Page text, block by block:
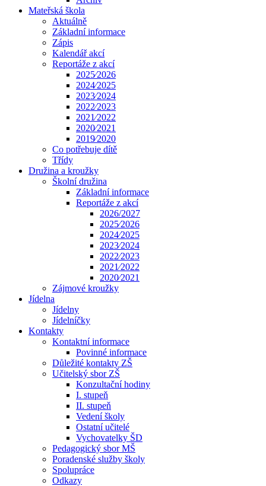
Mateřská škola
Aktuálně
Základní informace
Zápis
Kalendář akcí
Reportáže z akcí
2025⁄2026
2024⁄2025
2023⁄2024
2022⁄2023
2021⁄2022
2020⁄2021
2019⁄2020
Co potřebuje dítě
Třídy
Družina a kroužky
Školní družina
Základní informace
Reportáže z akcí
2026/2027
2025⁄2026
2024⁄2025
2023⁄2024
2022⁄2023
2021⁄2022
2020⁄2021
Zájmové kroužky
Jídelna
Jídelny
Jídelníčky
Kontakty
Kontaktní informace
Povinné informace
Důležité kontakty ZŠ
Učitelský sbor ZŠ
Konzultační hodiny
I. stupeň
II. stupeň
Vedení školy
Ostatní učitelé
Vychovatelky ŠD
Pedagogický sbor MŠ
Poradenské služby školy
Spolupráce
Odkazy